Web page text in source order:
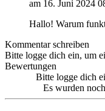
am 16. Juni 2024
Hallo! Warum
Kommentar schreiben
Bitte logge dich ein, um
Bewertungen
Bitte logge dich
Es wurden